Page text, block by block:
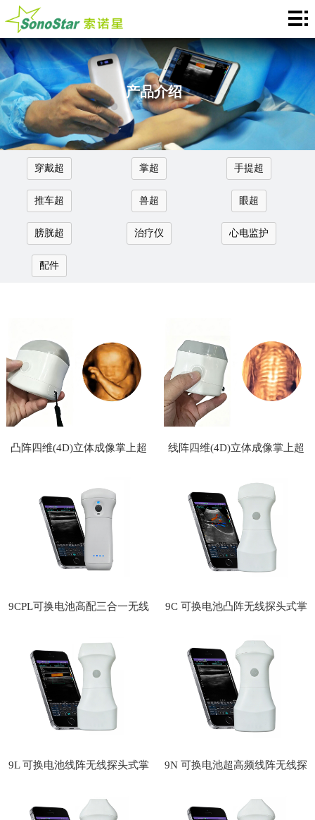
Home
关
于
我
们
新
闻
中
产
品
应
Languages
产品介绍
穿戴超 掌超 手提超
推车超 兽超 眼超
膀胱超 治疗仪 心电监护
配件
凸阵四维(4D)立体成像掌上超
声
线阵四维(4D)立体成像掌上超
声
9CPL可换电池高配三合一无线
探头式掌上彩超
9C 可换电池凸阵无线探头式掌
上彩超
9L 可换电池线阵无线探头式掌
上彩超
9N 可换电池超高频线阵无线探
头式掌上彩超